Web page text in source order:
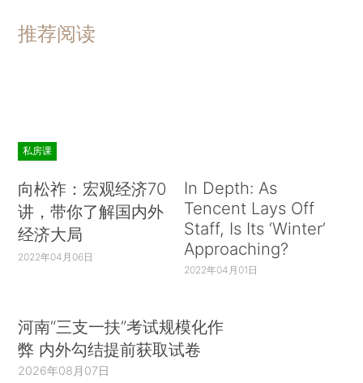
推荐阅读
私房课
向松祚：宏观经济70
讲，带你了解国内外
经济大局
2022年04月06日
In Depth: As
Tencent Lays Off
Staff, Is Its ‘Winter’
Approaching?
2022年04月01日
河南“三支一扶”考试规模化作
弊 内外勾结提前获取试卷
2026年08月07日